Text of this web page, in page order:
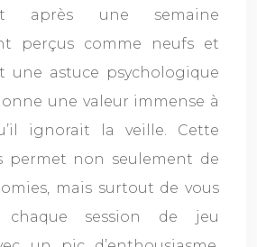
après une semaine
perçus comme neufs et
une astuce psychologique
une valeur immense à
ignorait la veille. Cette
permet non seulement de
mais surtout de vous
chaque session de jeu